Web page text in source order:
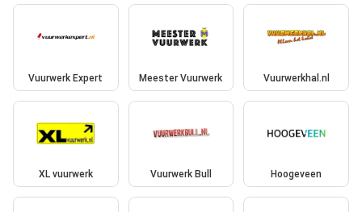
Vuurwerk Expert Meester Vuurwerk Vuurwerkhal.nl
XL vuurwerk Vuurwerk Bull Hoogeveen